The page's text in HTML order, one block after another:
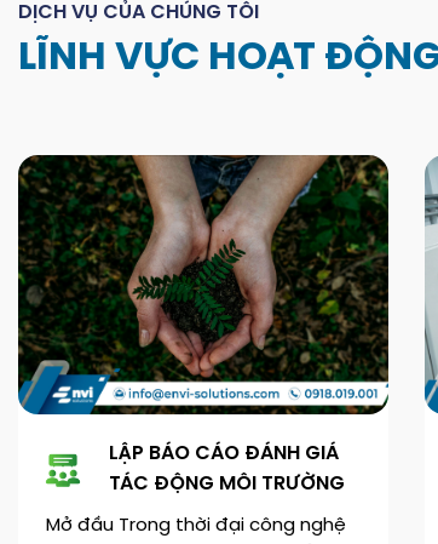
DỊCH VỤ CỦA CHÚNG TÔI
LĨNH VỰC HOẠT
LẬP BÁO CÁO ĐÁNH GIÁ
TÁC ĐỘNG MÔI TRƯỜNG
Mở đầu Trong thời đại công nghệ